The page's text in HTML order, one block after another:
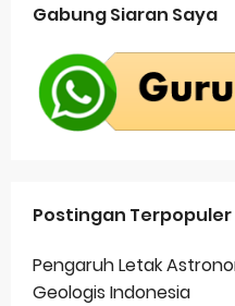
Gabung Siaran Saya
Postingan Terpopuler
Pengaruh Letak
Geologis Indonesia